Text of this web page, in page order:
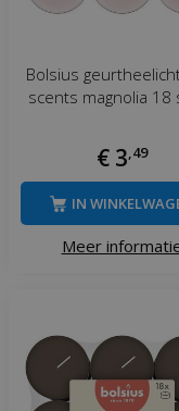
Bolsius
scents magnolia 18
€ 3,49
Meer
IN